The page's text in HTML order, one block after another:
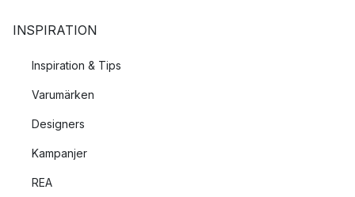
INSPIRATION
Inspiration & Tips
Varumärken
Designers
Kampanjer
REA